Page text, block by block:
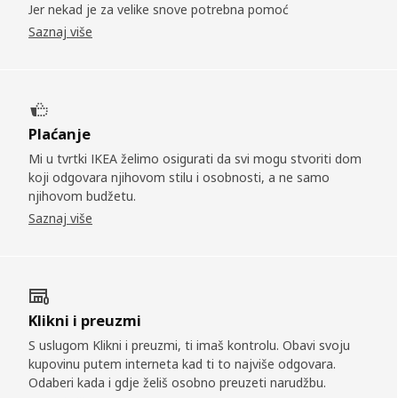
Jer nekad je za velike snove potrebna pomoć
Saznaj više
Plaćanje
Mi u tvrtki IKEA želimo osigurati da svi mogu stvoriti dom
koji odgovara njihovom stilu i osobnosti, a ne samo
njihovom budžetu.
Saznaj više
Klikni i preuzmi
S uslugom Klikni i preuzmi, ti imaš kontrolu. Obavi svoju
kupovinu putem interneta kad ti to najviše odgovara.
Odaberi kada i gdje želiš osobno preuzeti narudžbu.